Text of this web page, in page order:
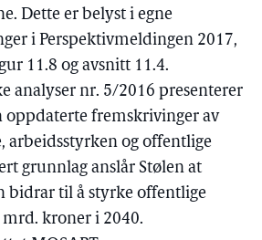
Dette er belyst i egne
i Perspektivmeldingen 2017,
11.8 og avsnitt 11.4.
analyser nr. 5/2016 presenterer
oppdaterte fremskrivinger av
arbeidsstyrken og offentlige
grunnlag anslår Stølen at
bidrar til å styrke offentlige
kroner i 2040.